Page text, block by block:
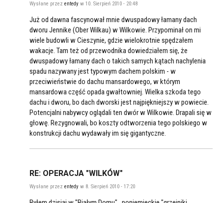
Wysłane przez entedy w 10. Sierpień 2010 - 20:48
Już od dawna fascynował mnie dwuspadowy łamany dach
dworu Jennike (Ober Wilkau) w Wilkowie. Przypominał on mi
wiele budowli w Cieszynie, gdzie wielokrotnie spędzałem
wakacje. Tam też od przewodnika dowiedziałem się, że
dwuspadowy łamany dach o takich samych kątach nachylenia
spadu nazywany jest typowym dachem polskim - w
przeciwieństwie do dachu mansardowego, w którym
mansardowa część opada gwałtowniej. Wielka szkoda tego
dachu i dworu, bo dach dworski jest najpiękniejszy w powiecie.
Potencjalni nabywcy oglądali ten dwór w Wilkowie. Drapali się w
głowę. Rezygnowali, bo koszty odtworzenia tego polskiego w
konstrukcji dachu wydawały im się gigantyczne.
RE: OPERACJA "WILKÓW"
Wysłane przez entedy w 8. Sierpień 2010 - 17:20